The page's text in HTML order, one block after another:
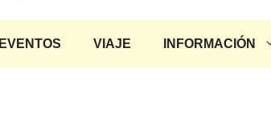
EVENTOS VIAJE INFORMACIÓN